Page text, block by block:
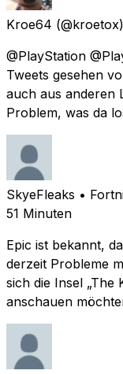
Kroe64
@PlayStation
Tweets gesehen
auch aus anderen
Problem, was da
SkyeFleaks •
51 Minuten
Epic ist bekannt,
derzeit Probleme
sich die Insel „The
anschauen